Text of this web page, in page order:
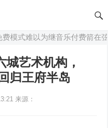
模式难以为继音乐付费箭在弦
城艺术机构，
归王府半岛
来源：